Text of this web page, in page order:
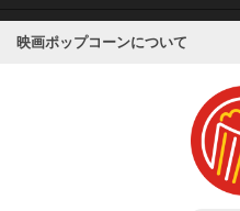
映画ポップコーンについて